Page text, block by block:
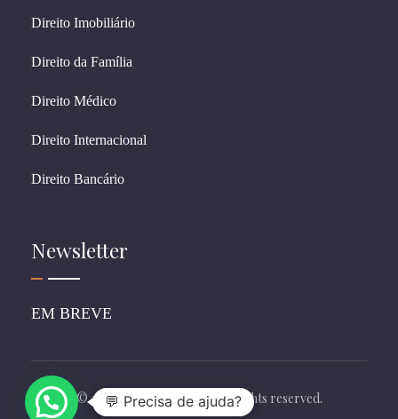
Direito Imobiliário
Direito da Família
Direito Médico
Direito Internacional
Direito Bancário
Newsletter
EM BREVE
© 2026 CostagrandiADV. All rights reserved.
💬 Precisa de ajuda?